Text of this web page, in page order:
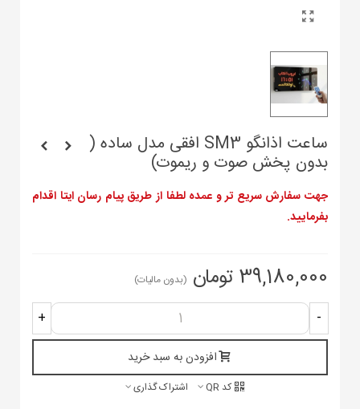
ساعت اذانگو SM3 افقی مدل ساده (
بدون پخش صوت و ریموت)
جهت سفارش سریع تر و عمده لطفا از طریق پیام رسان ایتا اقدام
بفرمایید.
39,180,000 تومان (بدون مالیات)
-
+
افزودن به سبد خرید
کد QR اشتراک گذاری